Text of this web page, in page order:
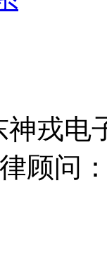
神戎
顾问